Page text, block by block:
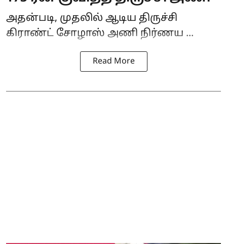
அதன்படி, முதலில் ஆடிய திருச்சி
கிராண்ட் சோழாஸ் அணி நிர்ணய ...
Read More